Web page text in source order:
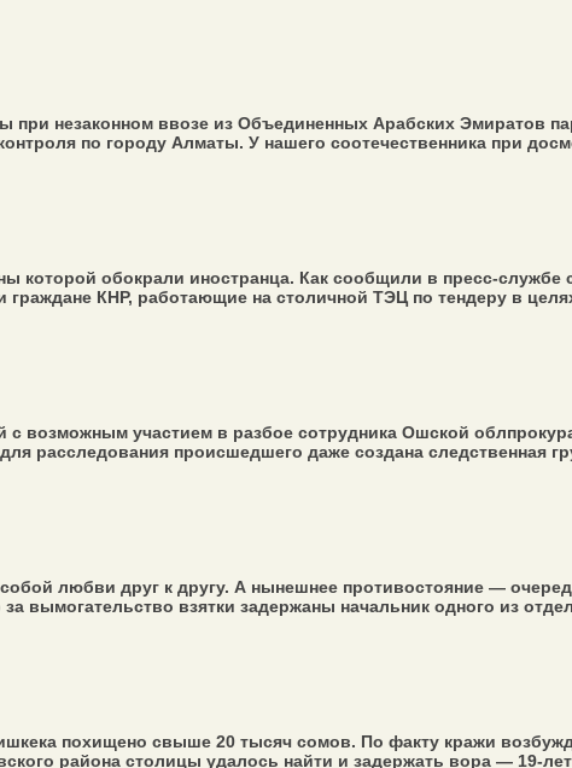
при незаконном ввозе из Объединенных Арабских Эмиратов
по городу Алматы. У нашего соотечественника при
которой обокрали иностранца. Как сообщили в пресс-
КНР, работающие на столичной ТЭЦ по тендеру в
с возможным участием в разбое сотрудника Ошской
расследования происшедшего даже создана следственная
любви друг к другу. А нынешнее противостояние —
вымогательство взятки задержаны начальник одного из
похищено свыше 20 тысяч сомов. По факту кражи
района столицы удалось найти и задержать вора — 19-